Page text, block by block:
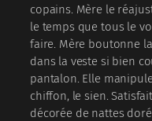
copains. Mère le
le temps que tous le
faire. Mère boutonne
dans la veste si bien
pantalon. Elle
chiffon, le sien.
décorée de nattes